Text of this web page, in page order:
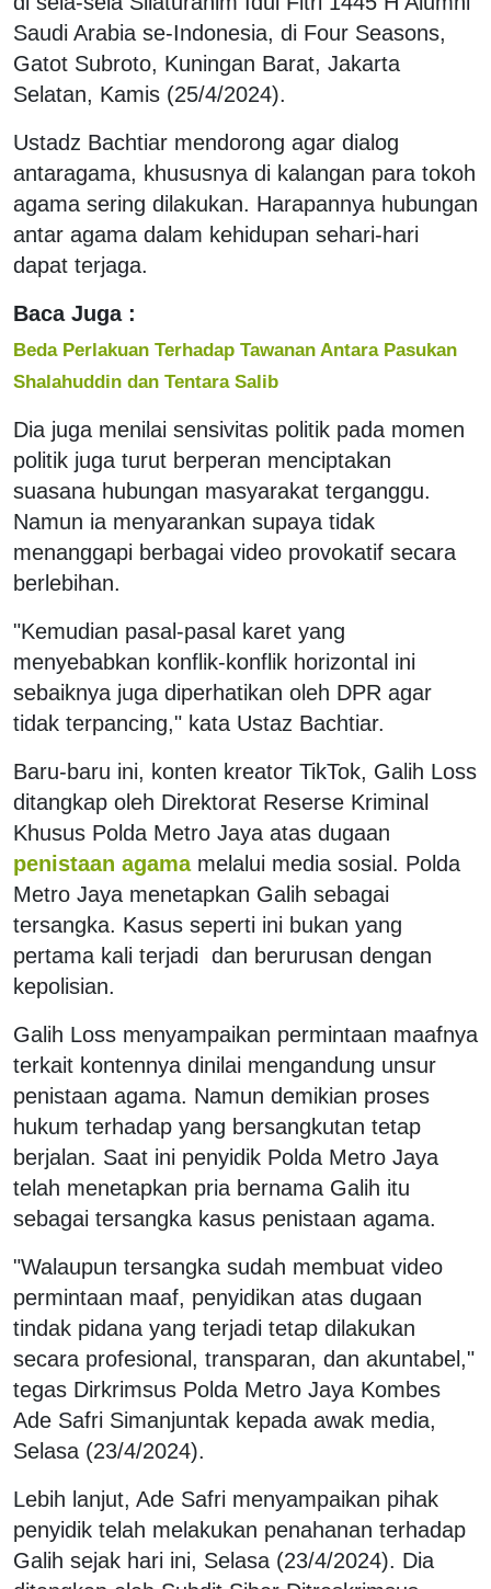
Saudi Arabia se-Indonesia, di Four Seasons,
Gatot Subroto, Kuningan Barat, Jakarta
Selatan, Kamis (25/4/2024).
Ustadz Bachtiar mendorong agar dialog
antaragama, khususnya di kalangan para tokoh
agama sering dilakukan. Harapannya hubungan
antar agama dalam kehidupan sehari-hari
dapat terjaga.
Baca Juga :
Beda Perlakuan Terhadap Tawanan Antara Pasukan
Shalahuddin dan Tentara Salib
Dia juga menilai sensivitas politik pada momen
politik juga turut berperan menciptakan
suasana hubungan masyarakat terganggu.
Namun ia menyarankan supaya tidak
menanggapi berbagai video provokatif secara
berlebihan.
"Kemudian pasal-pasal karet yang
menyebabkan konflik-konflik horizontal ini
sebaiknya juga diperhatikan oleh DPR agar
tidak terpancing," kata Ustaz Bachtiar.
Baru-baru ini, konten kreator TikTok, Galih Loss
ditangkap oleh Direktorat Reserse Kriminal
Khusus Polda Metro Jaya atas dugaan
penistaan agama melalui media sosial. Polda
Metro Jaya menetapkan Galih sebagai
tersangka. Kasus seperti ini bukan yang
pertama kali terjadi dan berurusan dengan
kepolisian.
Galih Loss menyampaikan permintaan maafnya
terkait kontennya dinilai mengandung unsur
penistaan agama. Namun demikian proses
hukum terhadap yang bersangkutan tetap
berjalan. Saat ini penyidik Polda Metro Jaya
telah menetapkan pria bernama Galih itu
sebagai tersangka kasus penistaan agama.
"Walaupun tersangka sudah membuat video
permintaan maaf, penyidikan atas dugaan
tindak pidana yang terjadi tetap dilakukan
secara profesional, transparan, dan akuntabel,"
tegas Dirkrimsus Polda Metro Jaya Kombes
Ade Safri Simanjuntak kepada awak media,
Selasa (23/4/2024).
Lebih lanjut, Ade Safri menyampaikan pihak
penyidik telah melakukan penahanan terhadap
Galih sejak hari ini, Selasa (23/4/2024). Dia